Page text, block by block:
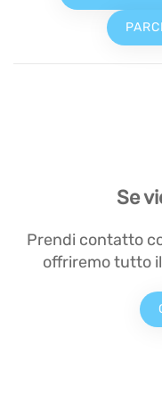
Se
Prendi contatto
offriremo tutto